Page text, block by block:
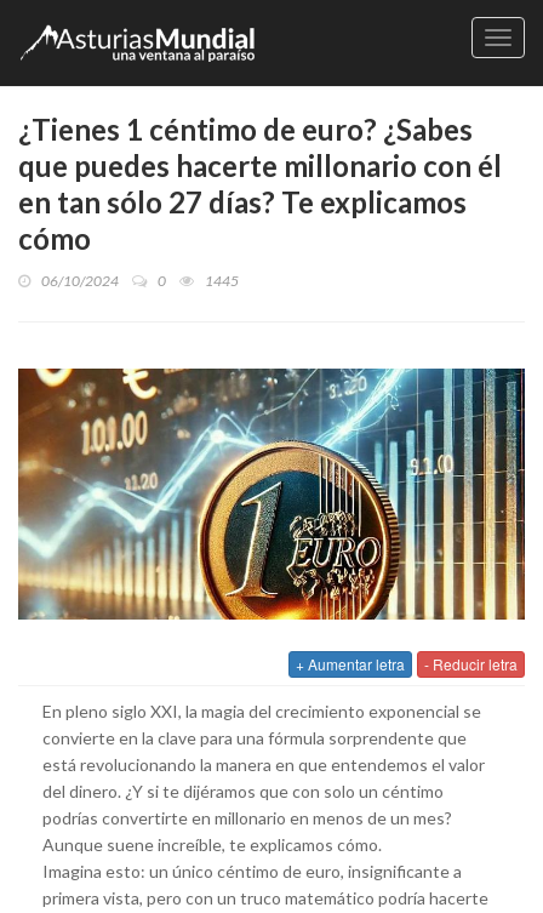
¿Tienes 1 céntimo de euro? ¿Sabes
que puedes hacerte millonario con él
en tan sólo 27 días? Te explicamos
cómo
06/10/2024 0 1445
+ Aumentar letra - Reducir letra
En pleno siglo XXI, la magia del crecimiento exponencial se
convierte en la clave para una fórmula sorprendente que
está revolucionando la manera en que entendemos el valor
del dinero. ¿Y si te dijéramos que con solo un céntimo
podrías convertirte en millonario en menos de un mes?
Aunque suene increíble, te explicamos cómo.
Imagina esto: un único céntimo de euro, insignificante a
primera vista, pero con un truco matemático podría hacerte